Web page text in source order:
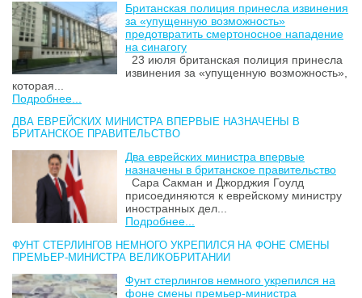
Британская полиция принесла извинения
за «упущенную возможность»
предотвратить смертоносное нападение
на синагогу
23 июля британская полиция принесла
извинения за «упущенную возможность»,
которая...
Подробнее...
ДВА ЕВРЕЙСКИХ МИНИСТРА ВПЕРВЫЕ НАЗНАЧЕНЫ В
БРИТАНСКОЕ ПРАВИТЕЛЬСТВО
Два еврейских министра впервые
назначены в британское правительство
Сара Сакман и Джорджия Гоулд
присоединяются к еврейскому министру
иностранных дел...
Подробнее...
ФУНТ СТЕРЛИНГОВ НЕМНОГО УКРЕПИЛСЯ НА ФОНЕ СМЕНЫ
ПРЕМЬЕР-МИНИСТРА ВЕЛИКОБРИТАНИИ
Фунт стерлингов немного укрепился на
фоне смены премьер-министра